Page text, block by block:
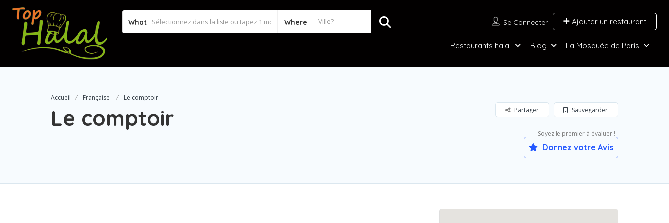
What Where Se Connecter Ajouter un restaurant
Restaurants halal Blog La Mosquée de Paris
Accueil Française Le comptoir
Le comptoir Sauvegarder
Partager
Soyez le premier à évaluer !
Donnez votre Avis